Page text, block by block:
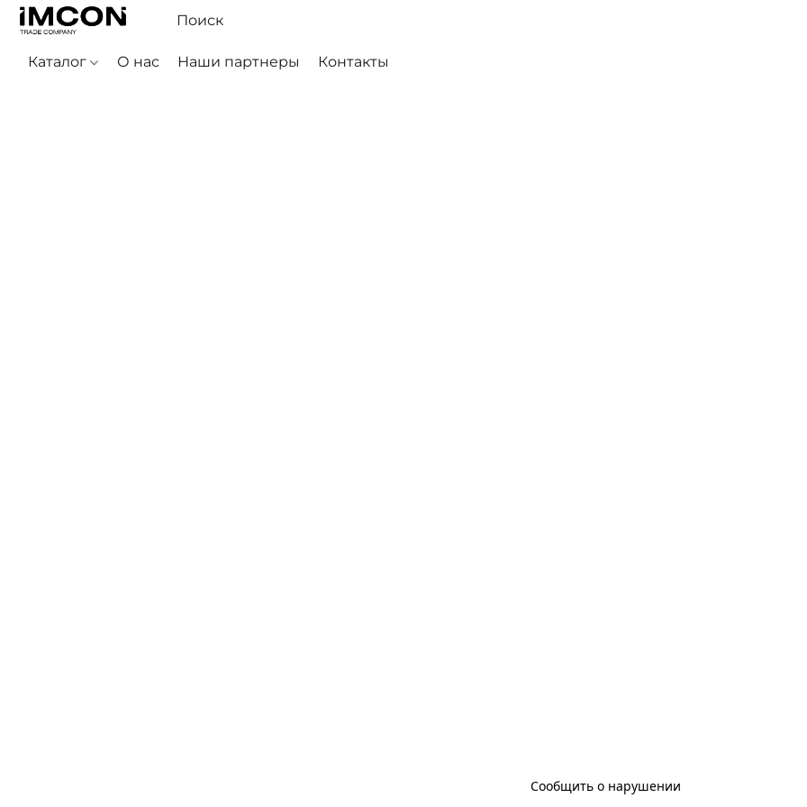
Каталог О нас Наши партнеры Контакты
Сообщить о нарушении